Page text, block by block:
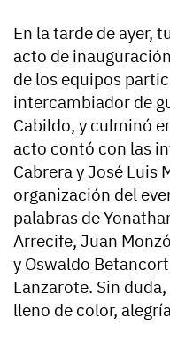
En la tarde de ayer,
acto de
de los equipos
intercambiador de
Cabildo, y culminó
acto contó con las
Cabrera y José Luis
organización del
palabras de
Arrecife, Juan
y Oswaldo
Lanzarote. Sin
lleno de color,